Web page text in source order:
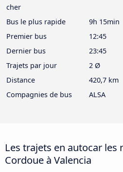
cher
Bus le plus rapide
9h 15min
Premier bus
12:45
Dernier bus
23:45
Trajets par jour
2 Ø
Distance
420,7 km
Compagnies de bus
ALSA
Les trajets en autocar les
Cordoue à Valencia